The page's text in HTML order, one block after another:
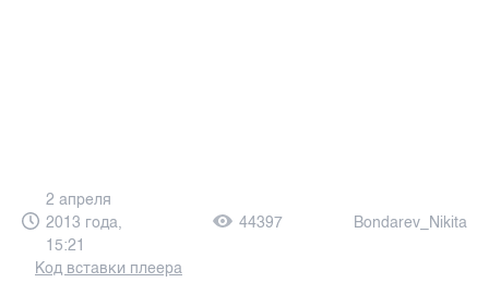
2 апреля
2013 года,
15:21
44397 Bondarev_Nikita
Код вставки плеера